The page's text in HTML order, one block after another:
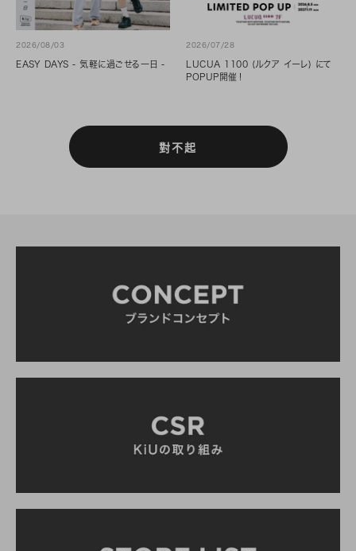
2026/08/03
EASY DAYS - 気軽に過ごせる一日 -
2026/07/28
LUCUA 1100 (ルクア イーレ) にて
POPUP開催！
對不起